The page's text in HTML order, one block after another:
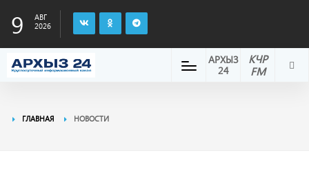
9
АВГ
2026
КЧР
FM
АРХЫЗ
24
ГЛАВНАЯ НОВОСТИ